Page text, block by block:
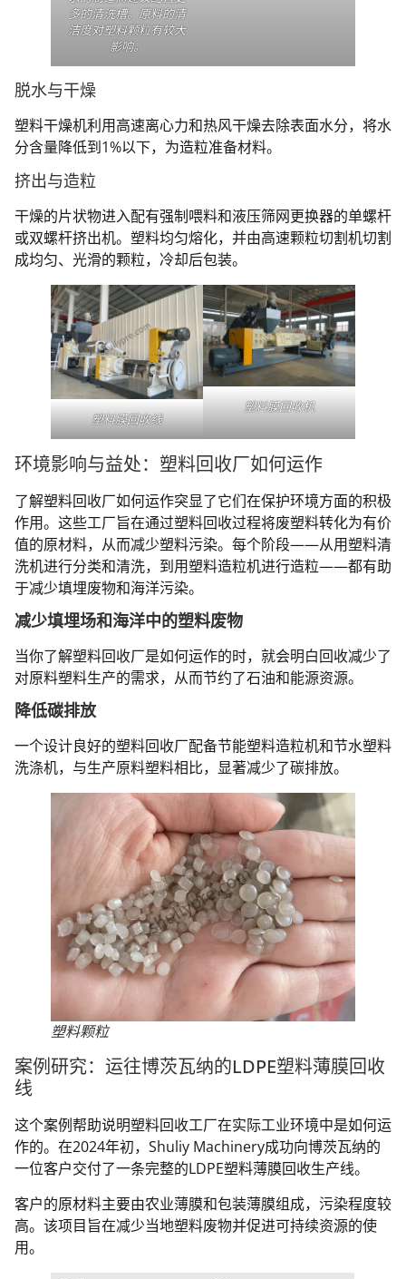
多的清洗槽。原料的清
洁度对塑料颗粒有较大
影响。
脱水与干燥
塑料干燥机利用高速离心力和热风干燥去除表面水分，将水
分含量降低到1%以下，为造粒准备材料。
挤出与造粒
干燥的片状物进入配有强制喂料和液压筛网更换器的单螺杆
或双螺杆挤出机。塑料均匀熔化，并由高速颗粒切割机切割
成均匀、光滑的颗粒，冷却后包装。
塑料膜回收线
塑料膜回收机
环境影响与益处：塑料回收厂如何运作
了解塑料回收厂如何运作突显了它们在保护环境方面的积极
作用。这些工厂旨在通过塑料回收过程将废塑料转化为有价
值的原材料，从而减少塑料污染。每个阶段——从用塑料清
洗机进行分类和清洗，到用塑料造粒机进行造粒——都有助
于减少填埋废物和海洋污染。
减少填埋场和海洋中的塑料废物
当你了解塑料回收厂是如何运作的时，就会明白回收减少了
对原料塑料生产的需求，从而节约了石油和能源资源。
降低碳排放
一个设计良好的塑料回收厂配备节能塑料造粒机和节水塑料
洗涤机，与生产原料塑料相比，显著减少了碳排放。
塑料颗粒
案例研究：运往博茨瓦纳的LDPE塑料薄膜回收
线
这个案例帮助说明塑料回收工厂在实际工业环境中是如何运
作的。在2024年初，Shuliy Machinery成功向博茨瓦纳的
一位客户交付了一条完整的LDPE塑料薄膜回收生产线。
客户的原材料主要由农业薄膜和包装薄膜组成，污染程度较
高。该项目旨在减少当地塑料废物并促进可持续资源的使
用。